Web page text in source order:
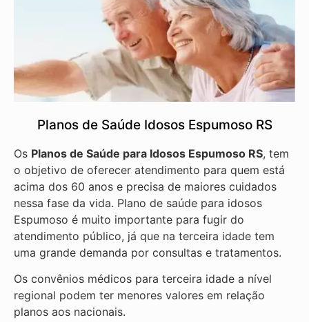
Planos de Saúde Idosos Espumoso RS
Os Planos de Saúde para Idosos Espumoso RS, tem
o objetivo de oferecer atendimento para quem está
acima dos 60 anos e precisa de maiores cuidados
nessa fase da vida. Plano de saúde para idosos
Espumoso é muito importante para fugir do
atendimento público, já que na terceira idade tem
uma grande demanda por consultas e tratamentos.
Os convênios médicos para terceira idade a nível
regional podem ter menores valores em relação
planos aos nacionais.